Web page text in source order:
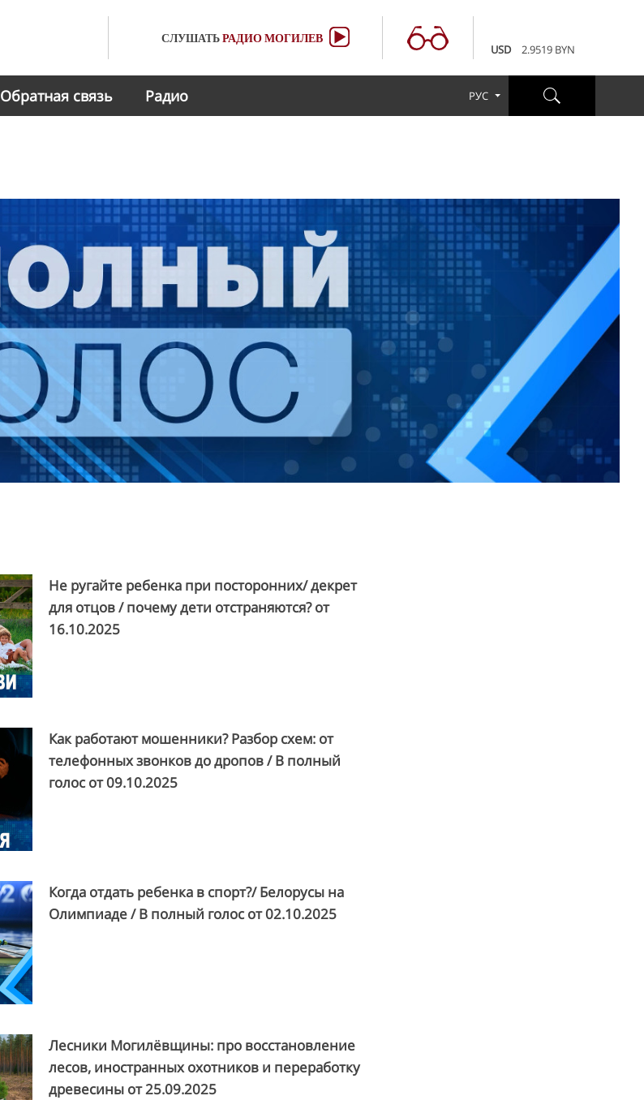
СЛУШАТЬРАДИОМОГИЛЕВ
USD
2.9519 BYN
3.4231 BYN
2.9519 BYN
Обратная связь Радио РУС
Не ругайте ребенка при посторонних/ декрет
для отцов / почему дети отстраняются? от
16.10.2025
Как работают мошенники? Разбор схем: от
телефонных звонков до дропов / В полный
голос от09.10.2025
Когда отдать ребенка в спорт?/ Белорусы на
Олимпиаде / В полный голос от02.10.2025
Лесники Могилёвщины: про восстановление
лесов, иностранных охотников и переработку
древесины от25.09.2025